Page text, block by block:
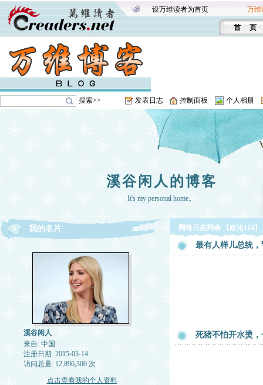
设万维读者为首页 万维
首 页
搜索>> 发表日志 控制面板 个人相册
溪谷闲人的博客
It's my personal home。
我的名片
溪谷闲人
来自: 中国
注册日期: 2015-03-14
访问总量: 12,896,300 次
点击查看我的个人资料
网络日志列表 【政论114】
最有人样儿总统
死猪不怕开水烫